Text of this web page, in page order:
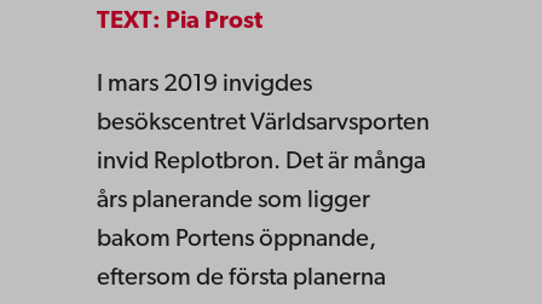
TEXT: Pia Prost
I mars 2019 invigdes
besökscentret Världsarvsporten
invid Replotbron. Det är många
års planerande som ligger
bakom Portens öppnande,
eftersom de första planerna